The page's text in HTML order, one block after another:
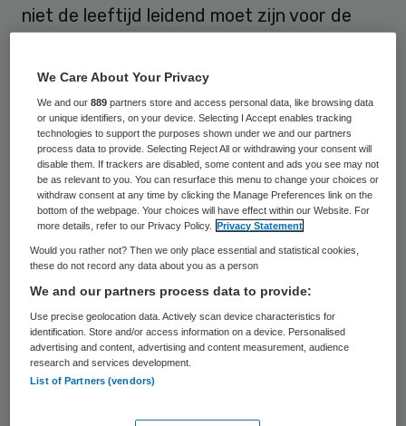
niet de leeftijd leidend moet zijn voor de
“Lijden is niet leeftijdsgebonden en
kinderen ervaren lijden net zo erg als
volwassenen. DeNVVEvindt dat ook
kinderen recht hebben op een waardige
dood.” Uit onderzoek is volgens de NVVE
gebleken dat ook kinderen onder de 12 jaar
wilsbekwaam kunnen zijn. Het AMC heeft
een meetinstrument ontwikkeld om de
wilsbekwaamheid te kunnen meten, dat
gebruikt zou kunnen worden bij een
euthanasieverzoek door een kind. Ouders
moeten betrokken blijven bij het proces en
instemmen met het euthanasieverzoek,
We Care About Your Privacy
We and our889 partners store and access personal data, like browsing data
or unique identifiers, on your device. Selecting I Accept enables tracking
technologies to support the purposes shown under we and our partners
process data to provide. Selecting Reject All or withdrawing your consent will
disable them. If trackers are disabled, some content and ads you see may not
be as relevant to you. You can resurface this menu to change your choices or
withdraw consent at any time by clicking the Manage Preferences link on the
bottom of the webpage. Your choices will have effect within our Website. For
more details, refer to our Privacy Policy.
Privacy Statement
Would you rather not? Then we only place essential and statistical cookies,
these do not record any data about you as a person
We and our partners process data to provide:
Use precise geolocation data. Actively scan device characteristics for
identification. Store and/or access information on a device. Personalised
advertising and content, advertising and content measurement, audience
research and services development.
List of Partners (vendors)